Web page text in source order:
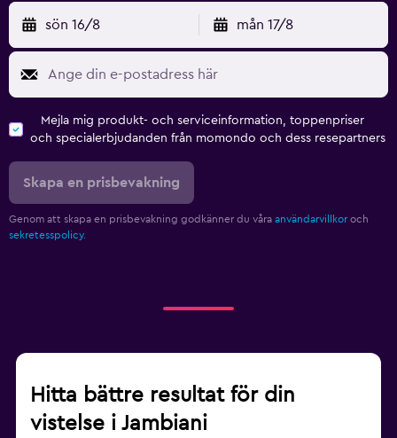
sön 16/8 mån 17/8
Mejla mig produkt- och serviceinformation, toppenpriser
och specialerbjudanden från momondo och dess resepartners
Skapa en prisbevakning
Genom att skapa en prisbevakning godkänner du våra användarvillkor och
sekretesspolicy.
Hitta bättre resultat för din
vistelse i Jambiani